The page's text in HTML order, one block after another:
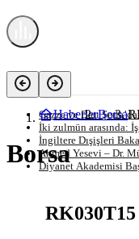
Gazze ve Batı
İki zulmün arasında:
mahkumları Abbas
İngiltere Dışişleri
alması yönündeki
Ahmed Yesevi – Dr.
Diyanet Akademisi
HaberlerBorsa
Borsa
RK030T15